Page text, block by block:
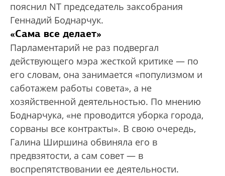
пояснил NT председатель заксобрания
Геннадий Боднарчук.
«Сама все делает»
Парламентарий не раз подвергал
действующего мэра жесткой критике — по
его словам, она занимается «популизмом и
саботажем работы совета», а не
хозяйственной деятельностью. По мнению
Боднарчука, «не проводится уборка города,
сорваны все контракты». В свою очередь,
Галина Ширшина обвиняла его в
предвзятости, а сам совет — в
воспрепятствовании ее деятельности.